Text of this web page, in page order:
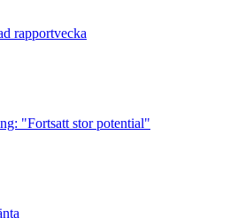
rapportvecka
"Fortsatt stor potential"